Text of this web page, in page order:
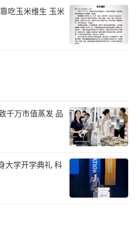
吃玉米维生 玉米
千万市值蒸发 品
大学开学典礼 科